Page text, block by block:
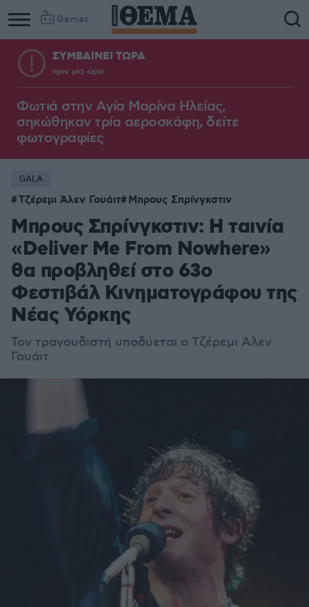
Games
ΣΥΜΒΑΙΝΕΙ ΤΩΡΑ
πριν μία ώρα
Φωτιά στην Aγία Μαρίνα Ηλείας,
σηκώθηκαν τρία αεροσκάφη, δείτε
φωτογραφίες
GALA
Τζέρεμι Άλεν Γουάιτ Μπρους Σπρίνγκστιν
Μπρους Σπρίνγκστιν: Η ταινία
«Deliver Me From Nowhere»
θα προβληθεί στο 63ο
Φεστιβάλ Κινηματογράφου της
Νέας Υόρκης
Τον τραγουδιστή υποδύεται ο Τζέρεμι Άλεν
Γουάιτ